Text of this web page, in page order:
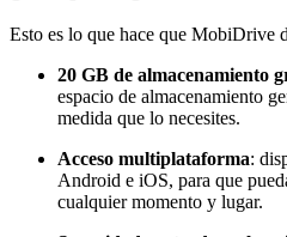
Esto es lo que hace que MobiDrive
20 GB de almacenamiento
espacio de almacenamiento
medida que lo necesites.
Acceso multiplataforma:
Android e iOS, para que
cualquier momento y lugar.